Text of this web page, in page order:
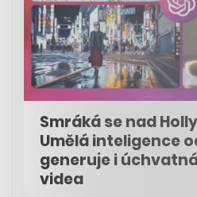
Smráká se nad
Umělá inteligence
generuje i
videa